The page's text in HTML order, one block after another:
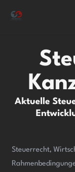
Aktuelle
Steuerrecht,